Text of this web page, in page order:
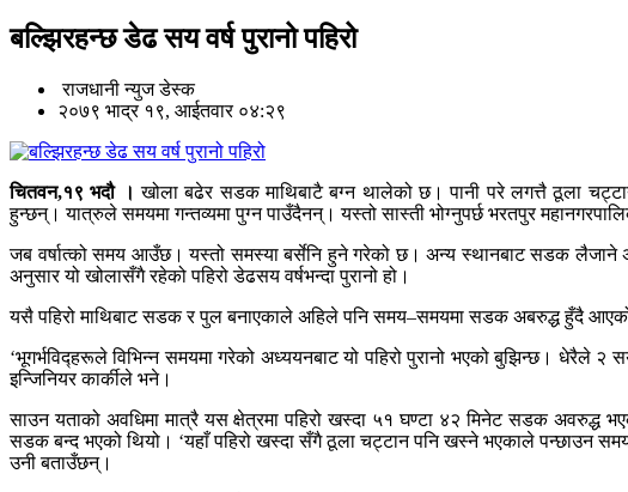
बल्झिरहन्छ डेढ सय वर्ष पुरानो पहिरो
राजधानी न्युज डेस्क
२०७९ भाद्र १९, आईतवार ०४:२९
चितवन,१९ भदौ ।खोला बढेर सडक माथिबाटै बग्न थालेको छ। पानी परे लगत्तै ठूला
हुन्छन्। यात्रुले समयमा गन्तव्यमा पुग्न पाउँदैनन्। यस्तो सास्ती भोग्नुपर्छ भरतपुर
जब वर्षात्को समय आउँछ। यस्तो समस्या बर्सेनि हुने गरेको छ। अन्य स्थानबाट सडक लैजाने
अनुसार यो खोलासँगै रहेको पहिरो डेढसय वर्षभन्दा पुरानो हो।
यसै पहिरो माथिबाट सडक र पुल बनाएकाले अहिले पनि समय–समयमा सडक अबरुद्ध हुँदै
‘भूगर्भविद्हरूले विभिन्न समयमा गरेको अध्ययनबाट यो पहिरो पुरानो भएको बुझिन्छ।
इन्जिनियर कार्कीले भने।
साउन यताको अवधिमा मात्रै यस क्षेत्रमा पहिरो खस्दा ५१ घण्टा ४२ मिनेट सडक अवरुद्ध
सडक बन्द भएको थियो। ‘यहाँ पहिरो खस्दा सँगै ठूला चट्टान पनि खस्ने भएकाले पन्छाउन
उनी बताउँछन्।